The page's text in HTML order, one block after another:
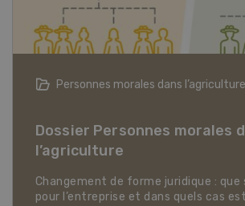
Articles biologiques
Dossier Articles biologiques